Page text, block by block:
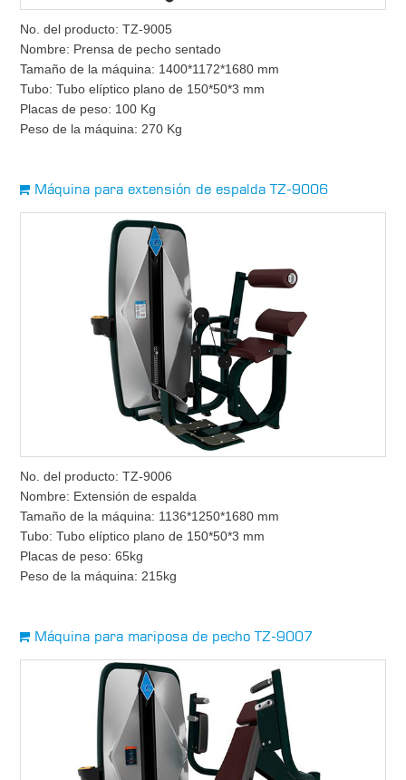
No. del producto: TZ-9005
Nombre: Prensa de pecho sentado
Tamaño de la máquina: 1400*1172*1680 mm
Tubo: Tubo elíptico plano de 150*50*3 mm
Placas de peso: 100 Kg
Peso de la máquina: 270 Kg
Máquina para extensión de espalda TZ-9006
No. del producto: TZ-9006
Nombre: Extensión de espalda
Tamaño de la máquina: 1136*1250*1680 mm
Tubo: Tubo elíptico plano de 150*50*3 mm
Placas de peso: 65kg
Peso de la máquina: 215kg
Máquina para mariposa de pecho TZ-9007